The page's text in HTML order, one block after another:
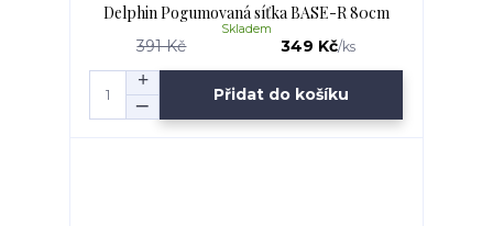
Delphin Pogumovaná síťka BASE-R 80cm
391 Kč 349 Kč/ks
Skladem
Přidat do košíku